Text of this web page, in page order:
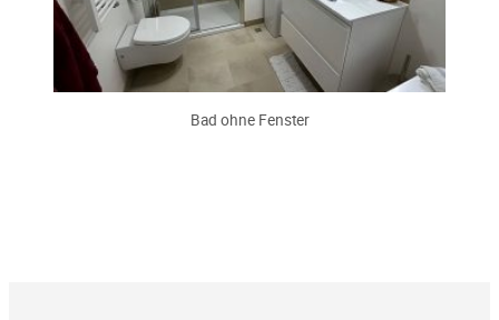
Bad ohne Fenster